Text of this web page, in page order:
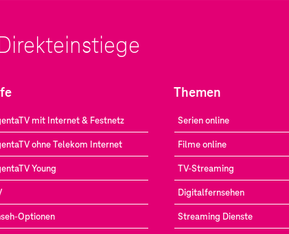
mit Internet & Festnetz
ohne Telekom Internet
Young
Optionen
Themen
Serien online
Filme online
TV-Streaming
Digitalfernsehen
Streaming Dienste